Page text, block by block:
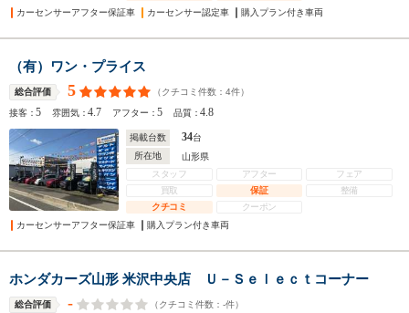
カーセンサーアフター保証車
カーセンサー認定車 購入プラン付き車両
（有）ワン・プライス
総合評価 5 （クチコミ件数： 4件）
接客：5 雰囲気：4.7 アフター：5 品質：4.8
掲載台数 34台
所在地
山形県
スタッフ
アフター
フェア
買取
保証
整備
クチコミ
クーポン
カーセンサーアフター保証車
購入プラン付き車両
ホンダカーズ山形 米沢中央店 Ｕ－Ｓｅｌｅｃｔコーナー
総合評価 - （クチコミ件数： -件）